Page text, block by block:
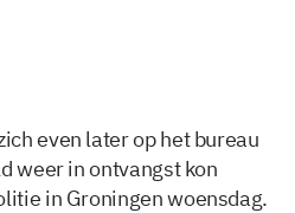
even later op het bureau
weer in ontvangst kon
in Groningen woensdag.